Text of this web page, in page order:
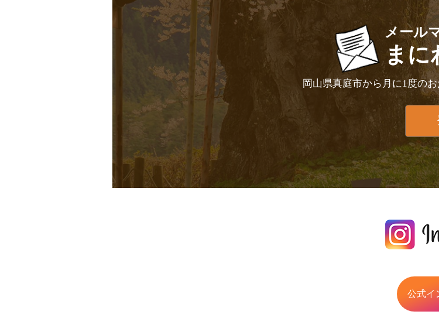
メール
まに
岡山県真庭市から月に1度のお
公式イ